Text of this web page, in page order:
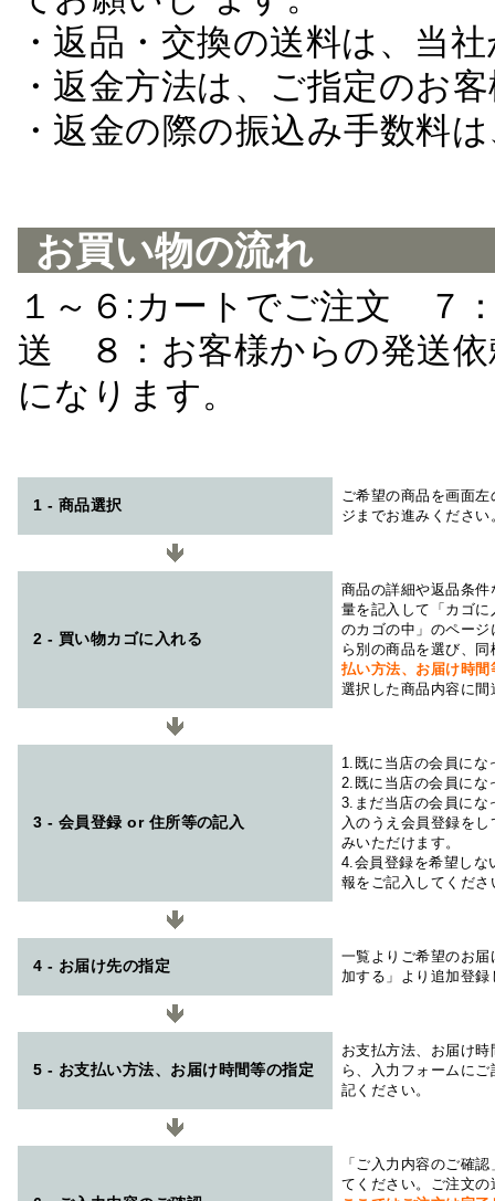
・返品・交換の送料は、当
・返金方法は、ご指定のお
・返金の際の振込み手数料
お買い物の流れ
１～６:カートでご注文 ７
送 ８：お客様からの発送
になります。
1 - 商品選択
ご希望の商品を画面
ジまでお進みください
2 - 買い物カゴに入れる
商品の詳細や返品条
量を記入して「カゴ
のカゴの中」のペー
ら別の商品を選び、
払い方法、お届け時
選択した商品内容に
3 - 会員登録 or 住所等の記入
1.既に当店の会員にな
2.既に当店の会員にな
3.まだ当店の会員にな
入のうえ会員登録を
みいただけます。
4.会員登録を希望しな
報をご記入してくださ
4 - お届け先の指定
一覧よりご希望のお
加する」より追加登
5 - お支払い方法、お届け時間等の指定
お支払方法、お届け
ら、入力フォームに
記ください。
「ご入力内容のご確
てください。ご注文